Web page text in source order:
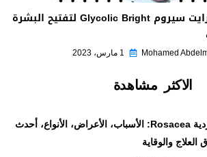
مميزات جليكوليك برايت سيروم Glycolic Bright لتفتيح البشرة
1 مارس، 2023
الاكثر مشاهدة
الوردية Rosacea: الأسباب، الأعراض، الأنواع، أحدث
والوقاية